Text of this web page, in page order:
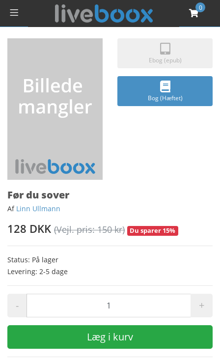
0
Ebog (epub)
Bog (Hæftet)
Før du sover
Af Linn Ullmann
128 DKK (Vejl. pris: 150 kr) Du sparer 15%
Status: På lager
Levering: 2-5 dage
- +
Læg i kurv